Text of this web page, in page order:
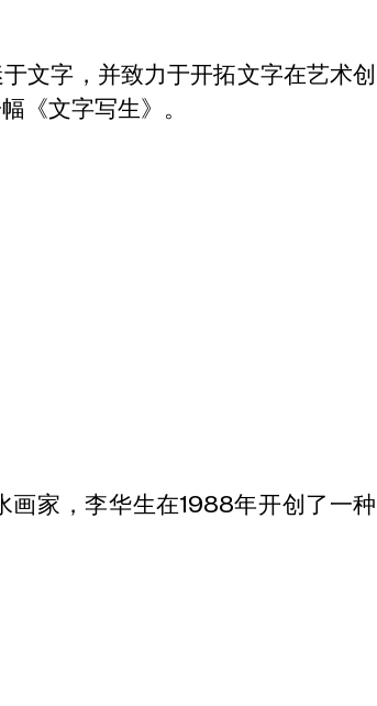
文字，并致力于开拓文字在艺术创
《文字写生》。
画家，李华生在1988年开创了一种